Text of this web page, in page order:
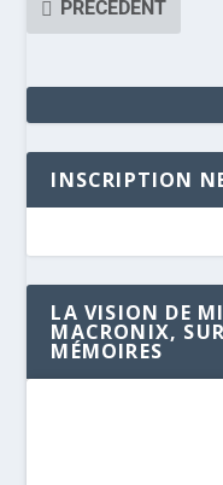
PRÉCÉDENT
INSCRIPTION
LA VISION DE
MACRONIX,
MÉMOIRES